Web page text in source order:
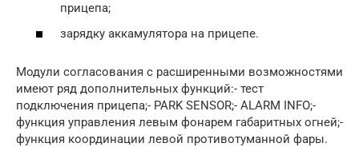
прицепа;
зарядку аккамулятора на прицепе.
Модули согласования с расширенными возможностями
имеют ряд дополнительных функций:- тест
подключения прицепа;- PARK SENSOR;- ALARM INFO;-
функция управления левым фонарем габаритных огней;-
функция координации левой противотуманной фары.